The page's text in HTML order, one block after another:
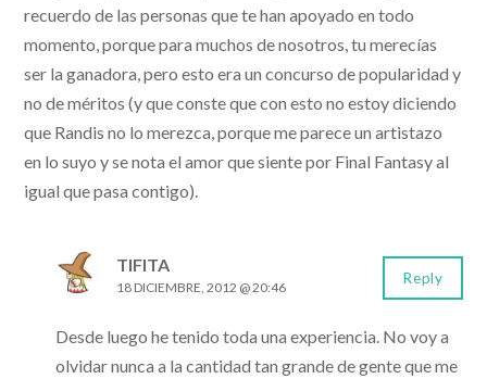
recuerdo de las personas que te han apoyado en todo
momento, porque para muchos de nosotros, tu merecías
ser la ganadora, pero esto era un concurso de popularidad y
no de méritos (y que conste que con esto no estoy diciendo
que Randis no lo merezca, porque me parece un artistazo
en lo suyo y se nota el amor que siente por Final Fantasy al
igual que pasa contigo).
TIFITA
18 DICIEMBRE, 2012 @ 20:46
Desde luego he tenido toda una experiencia. No voy a
olvidar nunca a la cantidad tan grande de gente que me
Reply